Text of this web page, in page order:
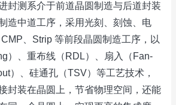
封测系介于前道晶圆制造与后道封装
造中道工序，采用光刻、刻蚀、电
、Strip 等前段晶圆制造工序，以
）、重布线（RDL）、扇入（Fan-
）、硅通孔（TSV）等工艺技术，
封装在晶圆上，节省物理空间，还能